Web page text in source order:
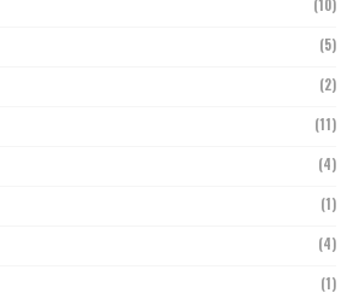
(10)
(5)
(2)
(11)
(4)
(1)
(4)
(1)